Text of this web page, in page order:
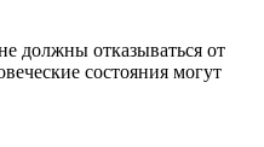
должны отказываться от
состояния могут